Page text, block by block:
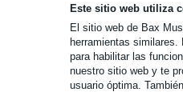
Este sitio web utiliza
El sitio web de Bax
herramientas
para habilitar las
nuestro sitio web y te
usuario óptima.
Más de 48.000 artículos en
1.250 marcas líderes